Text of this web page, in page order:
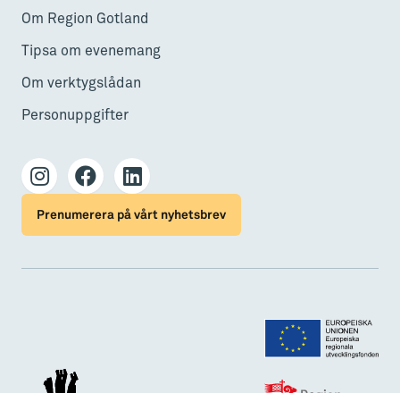
Om Region Gotland
Tipsa om evenemang
Om verktygslådan
Personuppgifter
Prenumerera på vårt nyhetsbrev